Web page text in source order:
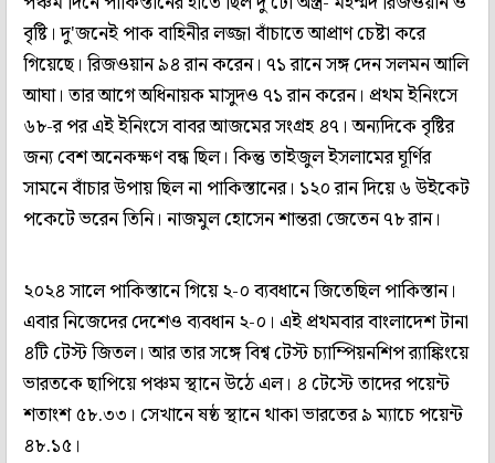
বৃষ্টি। দু'জনেই পাক বাহিনীর লজ্জা বাঁচাতে আপ্রাণ চেষ্টা করে
গিয়েছে। রিজওয়ান ৯৪ রান করেন। ৭১ রানে সঙ্গ দেন সলমন আলি
আঘা। তার আগে অধিনায়ক মাসুদও ৭১ রান করেন। প্রথম ইনিংসে
৬৮-র পর এই ইনিংসে বাবর আজমের সংগ্রহ ৪৭। অন্যদিকে বৃষ্টির
জন্য বেশ অনেকক্ষণ বন্ধ ছিল। কিন্তু তাইজুল ইসলামের ঘূর্ণির
সামনে বাঁচার উপায় ছিল না পাকিস্তানের। ১২০ রান দিয়ে ৬ উইকেট
পকেটে ভরেন তিনি। নাজমুল হোসেন শান্তরা জেতেন ৭৮ রান।
২০২৪ সালে পাকিস্তানে গিয়ে ২-০ ব্যবধানে জিতেছিল পাকিস্তান।
এবার নিজেদের দেশেও ব্যবধান ২-০। এই প্রথমবার বাংলাদেশ টানা
৪টি টেস্ট জিতল। আর তার সঙ্গে বিশ্ব টেস্ট চ্যাম্পিয়নশিপ র‍্যাঙ্কিংয়ে
ভারতকে ছাপিয়ে পঞ্চম স্থানে উঠে এল। ৪ টেস্টে তাদের পয়েন্ট
শতাংশ ৫৮.৩৩। সেখানে ষষ্ঠ স্থানে থাকা ভারতের ৯ ম্যাচে পয়েন্ট
৪৮.১৫।